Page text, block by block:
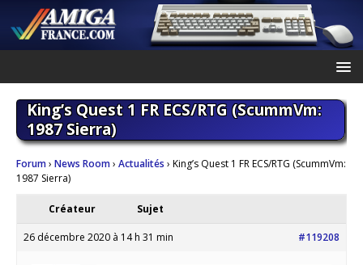
King’s Quest 1 FR ECS/RTG (ScummVm:
1987 Sierra)
Forum› News Room› Actualités › King’s Quest 1 FR ECS/RTG (ScummVm:
1987 Sierra)
Créateur Sujet
26 décembre 2020 à 14 h 31 min #119208